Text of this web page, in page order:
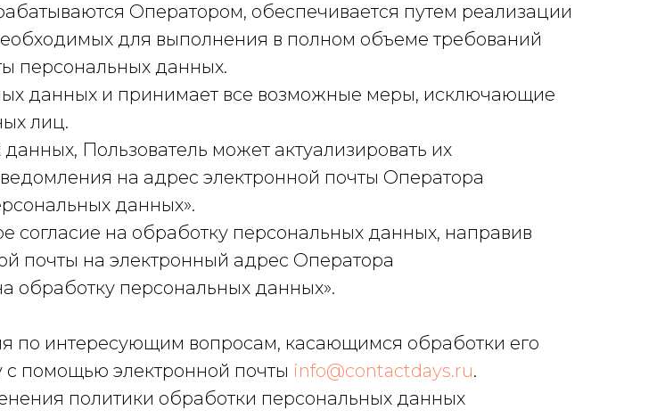
Оператором, обеспечивается путем реализации
для выполнения в полном объеме требований
персональных данных.
данных и принимает все возможные меры, исключающие
лиц.
Пользователь может актуализировать их
на адрес электронной почты Оператора
данных».
согласие на обработку персональных данных, направив
почты на электронный адрес Оператора
обработку персональных данных».
по интересующим вопросам, касающимся обработки его
помощью электронной почты info@contactdays.ru.
политики обработки персональных данных